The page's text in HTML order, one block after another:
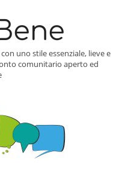
uno stile essenziale, lieve e
comunitario aperto ed